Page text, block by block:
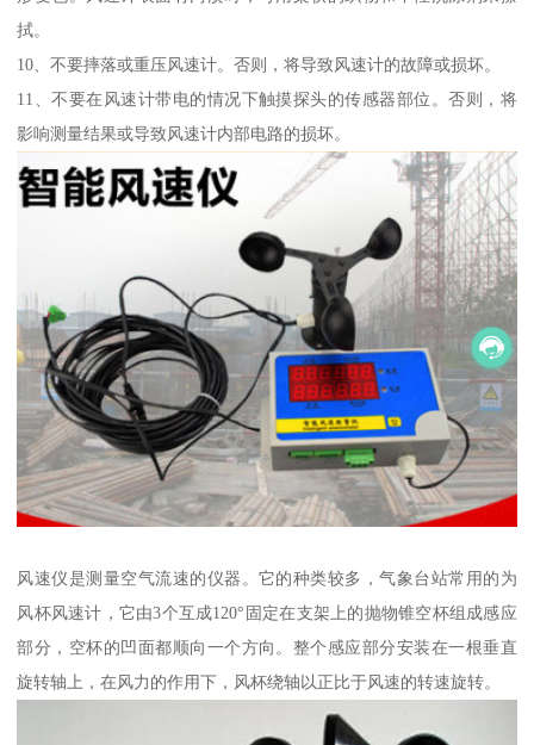
拭。
10、不要摔落或重压风速计。否则，将导致风速计的故障或损坏。
11、不要在风速计带电的情况下触摸探头的传感器部位。否则，将
影响测量结果或导致风速计内部电路的损坏。
风速仪是测量空气流速的仪器。它的种类较多，气象台站常用的为
风杯风速计，它由3个互成120°固定在支架上的抛物锥空杯组成感应
部分，空杯的凹面都顺向一个方向。整个感应部分安装在一根垂直
旋转轴上，在风力的作用下，风杯绕轴以正比于风速的转速旋转。